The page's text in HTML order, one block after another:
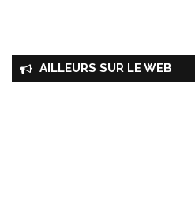
AILLEURS SUR LE WEB